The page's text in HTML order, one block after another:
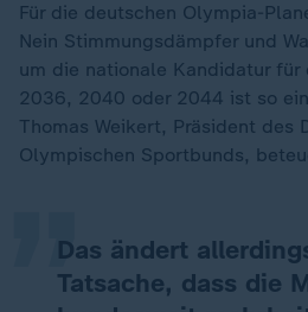
Für die deutschen Olympia-
Nein Stimmungsdämpfer und
um die nationale Kandidatur für
2036, 2040 oder 2044 ist so
Thomas Weikert, Präsident des
Olympischen Sportbunds,
Das ändert
Tatsache, dass die
„